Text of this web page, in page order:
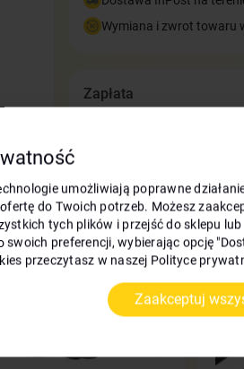
Wymiana i zwrot towaru
Zapłata
umożliwiają poprawne
do Twoich potrzeb. Możesz
tych plików i przejść do sklepu lub
preferencji, wybierając opcję
przeczytasz w naszej Polityce
Zaakceptuj